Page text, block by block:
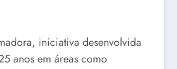
iniciativa desenvolvida
anos em áreas como